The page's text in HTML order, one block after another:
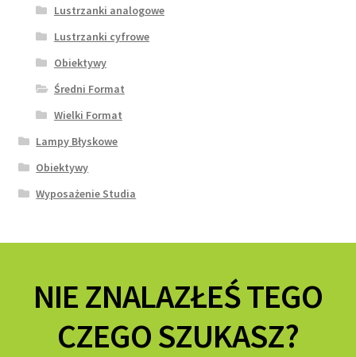
Lustrzanki analogowe
Lustrzanki cyfrowe
Obiektywy
Średni Format
Wielki Format
Lampy Błyskowe
Obiektywy
Wyposażenie Studia
NIE ZNALAZŁEŚ TEGO
CZEGO SZUKASZ?